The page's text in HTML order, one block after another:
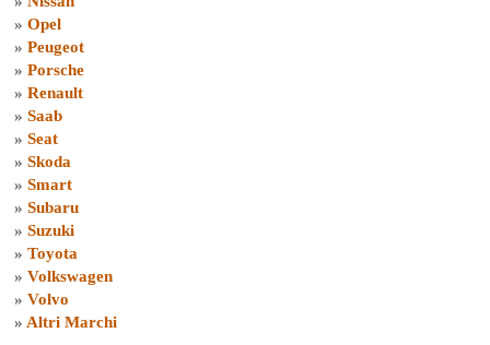
» Opel
» Peugeot
» Porsche
» Renault
» Saab
» Seat
» Skoda
» Smart
» Subaru
» Suzuki
» Toyota
» Volkswagen
» Volvo
» Altri Marchi